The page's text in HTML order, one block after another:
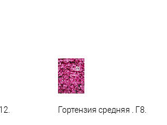
Гортензия средняя . Г8.